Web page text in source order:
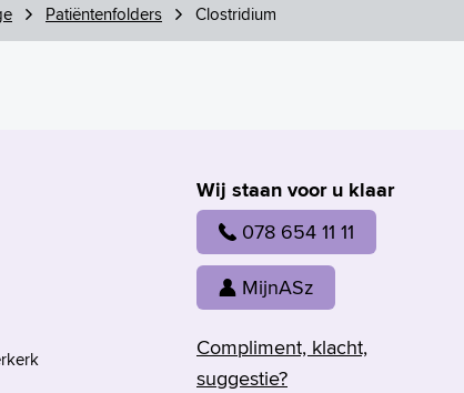
Patiëntenfolders Clostridium
Wij staan voor u klaar
078 654 11 11
MijnASz
Compliment, klacht,
suggestie?